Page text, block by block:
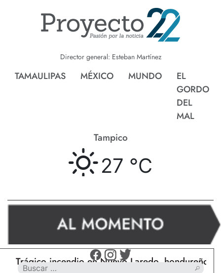
Director general: Esteban Martínez
TAMAULIPAS MÉXICO MUNDO
EL
GORDO
DEL
MAL
Tampico
27 °C
incendio en Nuevo Laredo, hondureño muere